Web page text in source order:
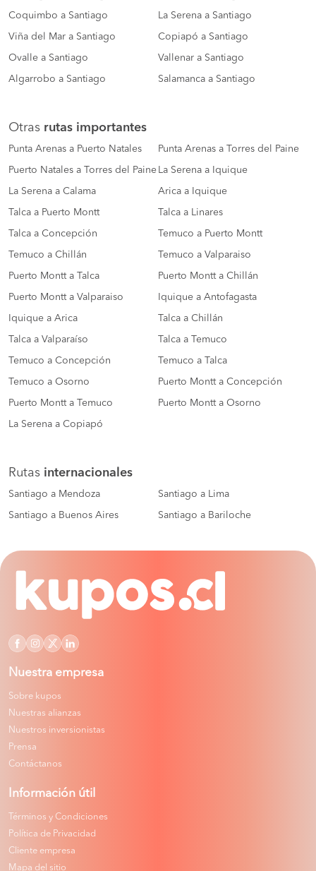
Coquimbo a Santiago La Serena a Santiago
Viña del Mar a Santiago Copiapó a Santiago
Ovalle a Santiago Vallenar a Santiago
Algarrobo a Santiago Salamanca a Santiago
Otras rutas importantes
Punta Arenas a Puerto Natales Punta Arenas a Torres del Paine
Puerto Natales a Torres del Paine La Serena a Iquique
La Serena a Calama Arica a Iquique
Talca a Puerto Montt Talca a Linares
Talca a Concepción Temuco a Puerto Montt
Temuco a Chillán Temuco a Valparaiso
Puerto Montt a Talca Puerto Montt a Chillán
Puerto Montt a Valparaiso Iquique a Antofagasta
Iquique a Arica Talca a Chillán
Talca a Valparaíso Talca a Temuco
Temuco a Concepción Temuco a Talca
Temuco a Osorno Puerto Montt a Concepción
Puerto Montt a Temuco Puerto Montt a Osorno
La Serena a Copiapó
Rutas internacionales
Santiago a Mendoza Santiago a Lima
Santiago a Buenos Aires Santiago a Bariloche
Nuestra empresa
Sobre kupos
Nuestras alianzas
Nuestros inversionistas
Prensa
Contáctanos
Información útil
Términos y Condiciones
Política de Privacidad
Cliente empresa
Mapa del sitio